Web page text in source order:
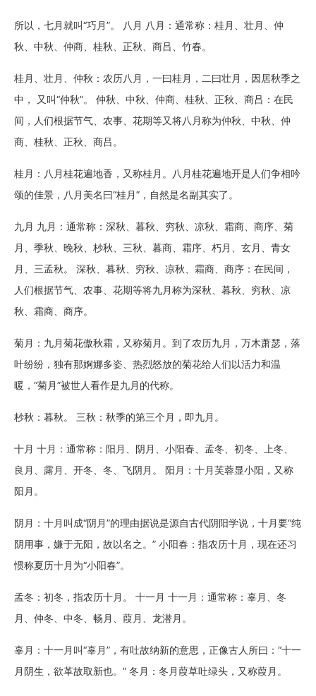
所以，七月就叫“巧月”。 八月 八月：通常称：桂月、壮月、仲
秋、中秋、仲商、桂秋、正秋、商吕、竹春。
桂月、壮月、仲秋：农历八月，一曰桂月，二曰壮月，因居秋季之
中， 又叫“仲秋”。 仲秋、中秋、仲商、桂秋、正秋、商吕：在民
间，人们根据节气、农事、花期等又将八月称为仲秋、中秋、仲
商、桂秋、正秋、商吕。
桂月：八月桂花遍地香，又称桂月。八月桂花遍地开是人们争相吟
颂的佳景，八月美名曰“桂月”，自然是名副其实了。
九月 九月：通常称：深秋、暮秋、穷秋、凉秋、霜商、商序、菊
月、季秋、晚秋、杪秋、三秋、暮商、霜序、朽月、玄月、青女
月、三孟秋。 深秋、暮秋、穷秋、凉秋、霜商、商序：在民间，
人们根据节气、农事、花期等将九月称为深秋、暮秋、穷秋、凉
秋、霜商、商序。
菊月：九月菊花傲秋霜，又称菊月。到了农历九月，万木萧瑟，落
叶纷纷，独有那婀娜多姿、热烈怒放的菊花给人们以活力和温
暖，“菊月”被世人看作是九月的代称。
杪秋：暮秋。 三秋：秋季的第三个月，即九月。
十月 十月：通常称：阳月、阴月、小阳春、孟冬、初冬、上冬、
良月、露月、开冬、冬、飞阴月。 阳月：十月芙蓉显小阳，又称
阳月。
阴月：十月叫成“阴月”的理由据说是源自古代阴阳学说，十月要“纯
阴用事，嫌于无阳，故以名之。” 小阳春：指农历十月，现在还习
惯称夏历十月为“小阳春”。
孟冬：初冬，指农历十月。 十一月 十一月：通常称：辜月、冬
月、仲冬、中冬、畅月、葭月、龙潜月。
辜月：十一月叫“辜月”，有吐故纳新的意思，正像古人所曰：“十一
月阴生，欲革故取新也。” 冬月：冬月葭草吐绿头，又称葭月。